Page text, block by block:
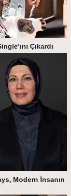
Çıkardı
Modern İnsanın